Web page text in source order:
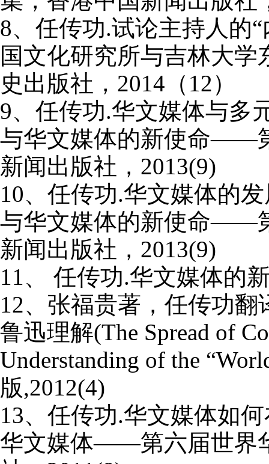
8、任传功.试论主持人的
国文化研究所与吉林大
史出版社， 2014 （ 12）
9、任传功.华文媒体与多
与华文媒体的新使命——
新闻出版社， 2013(9)
10、任传功.华文媒体的
与华文媒体的新使命——
新闻出版社， 2013(9)
11 、 任传功.华文媒体的
12、张福贵著，任传功翻
鲁迅理解(The Spread of
Understanding of the “
版,2012(4)
13、任传功.华文媒体如
华文媒体——第六届世界